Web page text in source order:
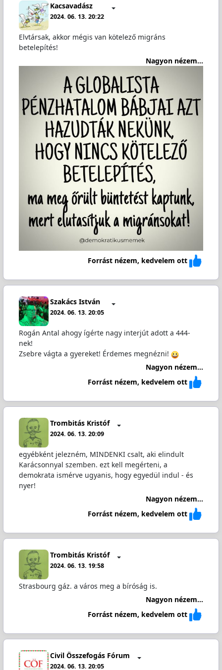
Kacsavadász
2024. 06. 13. 20:22
Elvtársak, akkor mégis van kötelező migráns
betelepítés!
Nagyon nézem...
Forrást nézem, kedvelem ott
Szakács István
2024. 06. 13. 20:05
Rogán Antal ahogy ígérte nagy interjút adott a 444-
nek!
Zsebre vágta a gyereket! Érdemes megnézni!
Nagyon nézem...
Forrást nézem, kedvelem ott
Trombitás Kristóf
2024. 06. 13. 20:09
egyébként jelezném, MINDENKI csalt, aki elindult
Karácsonnyal szemben. ezt kell megérteni, a
demokrata ismérve ugyanis, hogy egyedül indul - és
nyer!
Nagyon nézem...
Forrást nézem, kedvelem ott
Trombitás Kristóf
2024. 06. 13. 19:58
Strasbourg gáz. a város meg a bíróság is.
Nagyon nézem...
Forrást nézem, kedvelem ott
Civil Összefogás Fórum
2024. 06. 13. 20:05